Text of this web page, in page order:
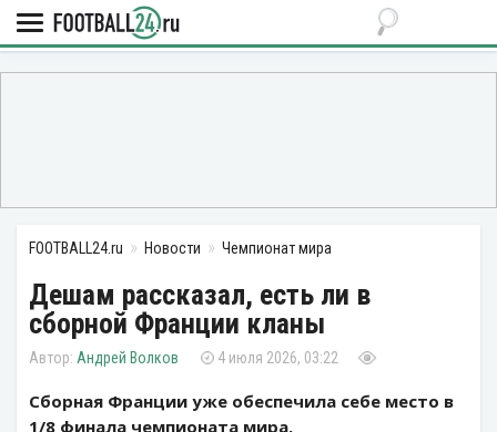
FOOTBALL24.ru Новости Чемпионат мира
Дешам рассказал, есть ли в
сборной Франции кланы
Андрей Волков 4 июля 2026, 03:22
Сборная Франции уже обеспечила себе место в
1/8 финала чемпионата мира.